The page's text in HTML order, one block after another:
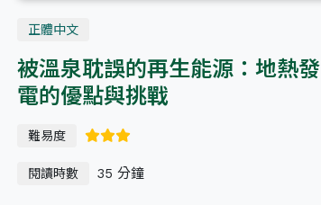
正體中文
被溫泉耽誤的再生能源：地熱發
電的優點與挑戰
難易度
閱讀時數 35 分鐘